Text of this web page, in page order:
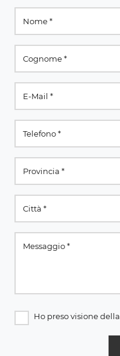
Ho preso visione della